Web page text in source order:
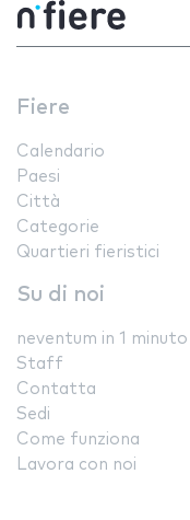
Fiere
Calendario
Paesi
Città
Categorie
Quartieri fieristici
Su di noi
neventum in 1 minuto
Staff
Contatta
Sedi
Come funziona
Lavora con noi